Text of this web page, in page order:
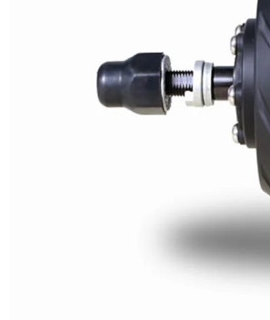
Tensão nominal (V)
Potência nominal (W)